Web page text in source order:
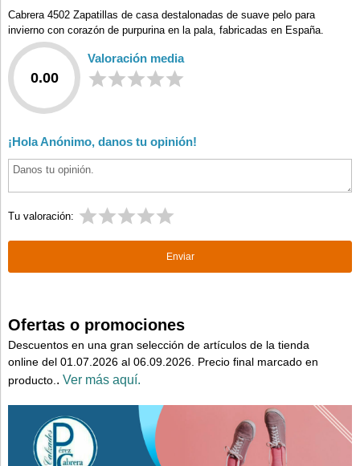
Cabrera 4502 Zapatillas de casa destalonadas de suave pelo para
invierno con corazón de purpurina en la pala, fabricadas en España.
0.00
Valoración media
¡Hola Anónimo, danos tu opinión!
Tu valoración:
Ofertas o promociones
Descuentos en una gran selección de artículos de la tienda
online del 01.07.2026 al 06.09.2026. Precio final marcado en
producto. . Ver más aquí.